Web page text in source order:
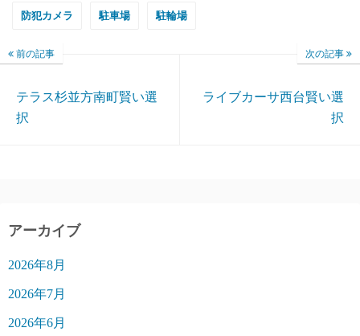
防犯カメラ 駐車場 駐輪場
前の記事
テラス杉並方南町賢い選
択
次の記事
ライブカーサ西台賢い選
択
アーカイブ
2026年8月
2026年7月
2026年6月